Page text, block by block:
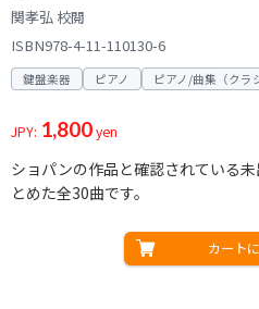
関孝弘 校閲
ISBN978-4-11-110130-6
鍵盤楽器 ピアノ ピアノ/曲集（クラ
JPY: 1,800yen
ショパンの作品と確認されている
とめた全30曲です。
カート